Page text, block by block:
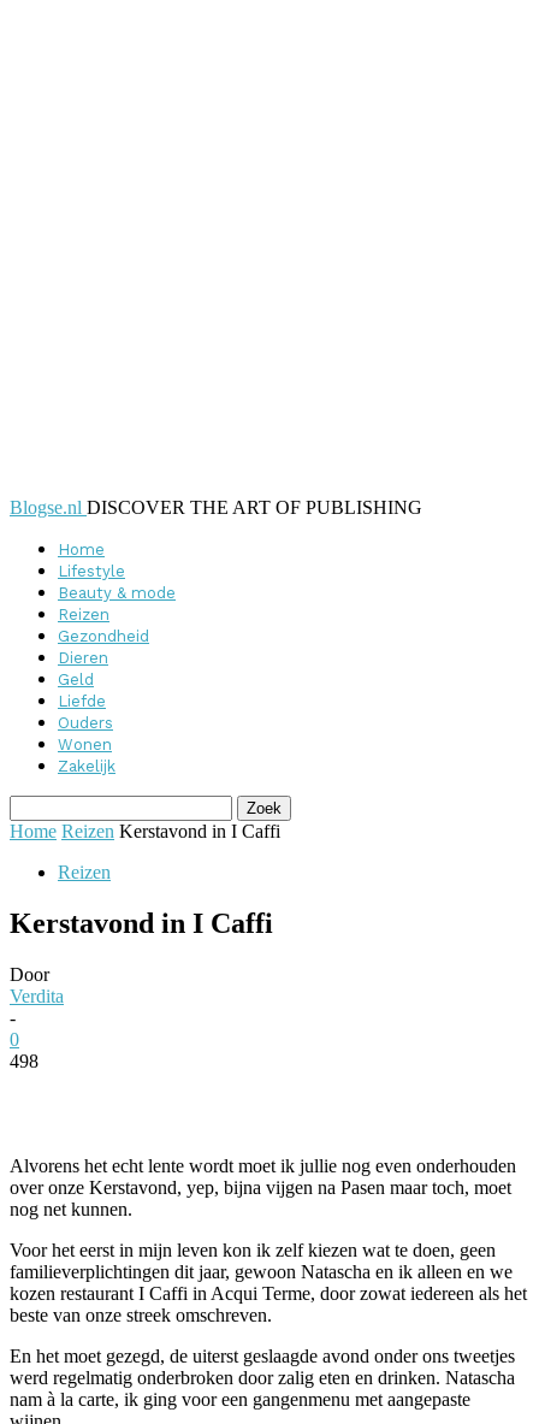
Blogse.nl DISCOVER THE ART OF PUBLISHING
Home
Lifestyle
Beauty & mode
Reizen
Gezondheid
Dieren
Geld
Liefde
Ouders
Wonen
Zakelijk
Home Reizen Kerstavond in I Caffi
Reizen
Kerstavond in I Caffi
Door
Verdita
-
0
498
Alvorens het echt lente wordt moet ik jullie nog even onderhouden
over onze Kerstavond, yep, bijna vijgen na Pasen maar toch, moet
nog net kunnen.
Voor het eerst in mijn leven kon ik zelf kiezen wat te doen, geen
familieverplichtingen dit jaar, gewoon Natascha en ik alleen en we
kozen restaurant I Caffi in Acqui Terme, door zowat iedereen als het
beste van onze streek omschreven.
En het moet gezegd, de uiterst geslaagde avond onder ons tweetjes
werd regelmatig onderbroken door zalig eten en drinken. Natascha
nam à la carte, ik ging voor een gangenmenu met aangepaste